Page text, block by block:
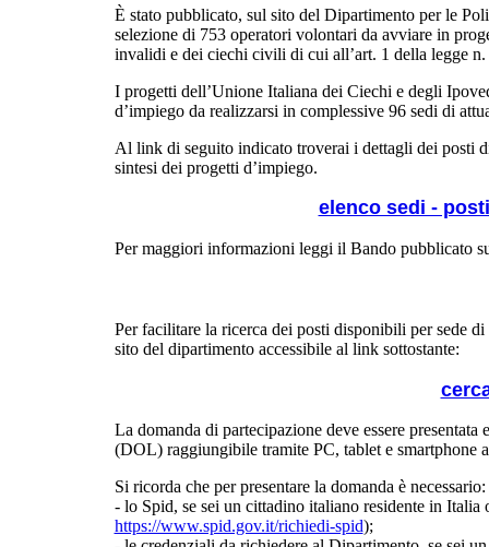
È stato pubblicato, sul sito del Dipartimento per le
selezione di 753 operatori volontari da avviare in
invalidi e dei ciechi civili di cui all’art. 1 della legge
I progetti dell’Unione Italiana dei Ciechi e degli
d’impiego da realizzarsi in complessive 96 sedi di
Al link di seguito indicato troverai i dettagli dei posti
sintesi dei progetti d’impiego.
elenco sedi -
Per maggiori informazioni leggi il Bando pubblicato
Per facilitare la ricerca dei posti disponibili per sede
sito del dipartimento accessibile al link sottostante:
La domanda di partecipazione deve essere
(DOL) raggiungibile tramite PC, tablet e smartphone
Si ricorda che per presentare la domanda è necessario:
- lo Spid, se sei un cittadino italiano residente in
https://www.spid.gov.it/richiedi-spid);